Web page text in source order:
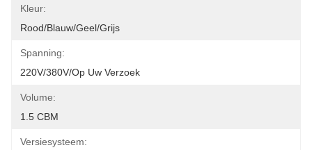
Kleur:
Rood/blauw/geel/grijs
Spanning:
220V/380V/op Uw Verzoek
Volume:
1.5 CBM
Versiesysteem: